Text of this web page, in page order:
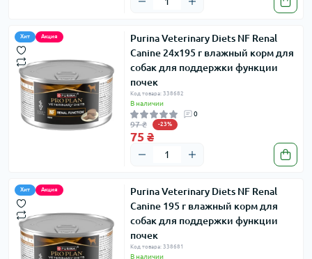
Хит Акция
Purina Veterinary Diets NF Renal
Canine 24x195 г влажный корм для
собак для поддержки функции
почек
Код товара: 338682
В наличии
0
97 ₴ -23%
75 ₴
Хит Акция
Purina Veterinary Diets NF Renal
Canine 195 г влажный корм для
собак для поддержки функции
почек
Код товара: 338681
В наличии